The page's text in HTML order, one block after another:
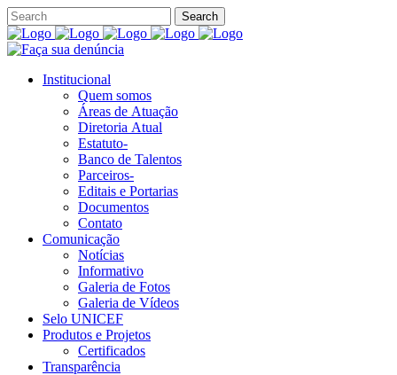
Institucional
Quem somos
Áreas de Atuação
Diretoria Atual
Estatuto-
Banco de Talentos
Parceiros-
Editais e Portarias
Documentos
Contato
Comunicação
Notícias
Informativo
Galeria de Fotos
Galeria de Vídeos
Selo UNICEF
Produtos e Projetos
Certificados
Transparência